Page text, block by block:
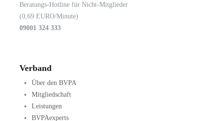
Beratungs-Hotline für Nicht-Mitglieder
(0,69 EURO/Minute)
09001 324 333
Verband
Über den BVPA
Mitgliedschaft
Leistungen
BVPAexperts